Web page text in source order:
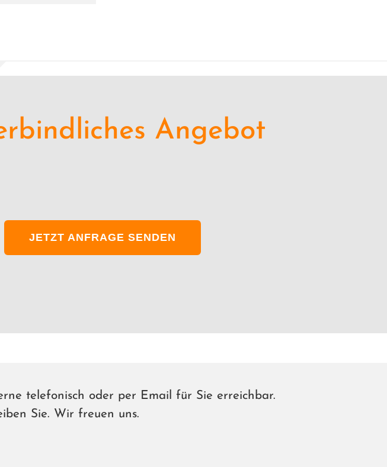
Angebot
JETZT ANFRAGE SENDEN
tele­fo­nisch oder per Email für Sie erreichbar.
Sie. Wir freu­en uns.